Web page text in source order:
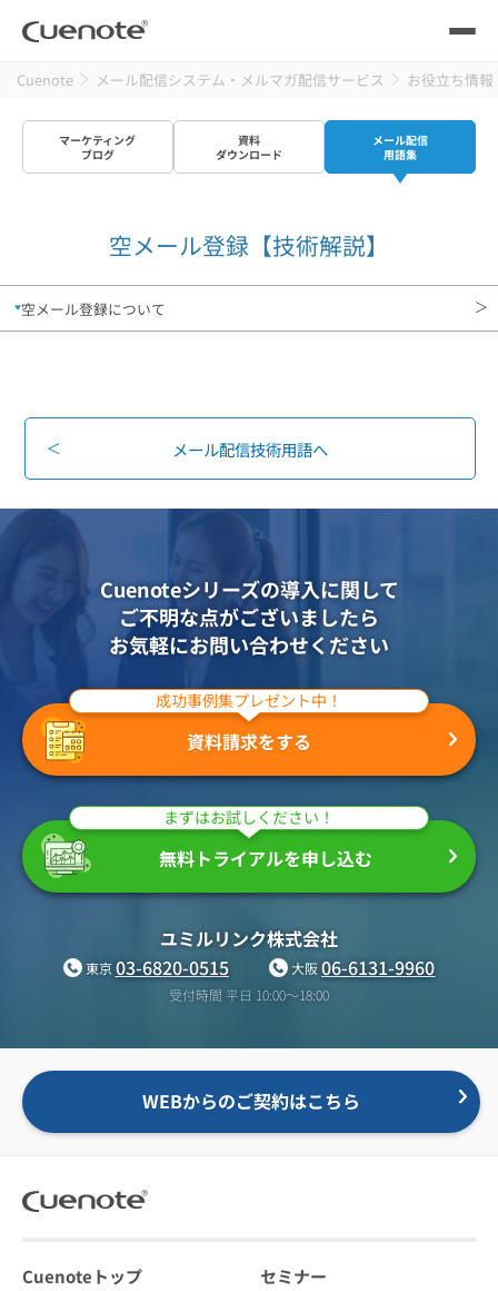
製品
メール配信システム
メールリレーサーバー
kintone（キントーン）メール配信
認証サービス
Webプッシュ通知サービス
アンケートシステム・フォーム
SNSプロモーション支援事業
（当社グループ企業）
活用シーン
会員獲得／ニーズ把握
遅延なく確実・高速に送る
効果改善・顧客育成
システム連携・効率化
セキュリティ対策
デジタルマーケティング
サポート
ブログ・各種資料 トップ
マーケティングブログ
メール配信用語集
資料請求・お問い合わせ
無料トライアル
東京03-6820-0515 大阪06-6131-9960
（平日 10:00〜18:00）
Cuenote メール配信システム・メルマガ配信サービス お役立ち情報
マーケティング
ブログ
資料
ダウンロード
メール配信
用語集
空メール登録【技術解説】
空メール登録について
メール配信技術用語へ
Cuenoteシリーズの導入に関して
ご不明な点がございましたら
お気軽にお問い合わせください
成功事例集プレゼント中！
資料請求をする
まずはお試しください！
無料トライアルを申し込む
ユミルリンク株式会社
東京03-6820-0515 大阪06-6131-9960
受付時間 平日 10:00〜18:00
WEBからのご契約はこちら
Cuenoteトップ セミナー